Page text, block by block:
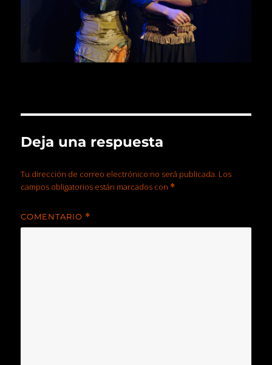
Deja una respuesta
Tu dirección de correo electrónico no será publicada. Los
campos obligatorios están marcados con *
COMENTARIO *